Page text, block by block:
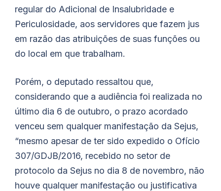
regular do Adicional de Insalubridade e
Periculosidade, aos servidores que fazem jus
em razão das atribuições de suas funções ou
do local em que trabalham.
Porém, o deputado ressaltou que,
considerando que a audiência foi realizada no
último dia 6 de outubro, o prazo acordado
venceu sem qualquer manifestação da Sejus,
“mesmo apesar de ter sido expedido o Ofício
307/GDJB/2016, recebido no setor de
protocolo da Sejus no dia 8 de novembro, não
houve qualquer manifestação ou justificativa